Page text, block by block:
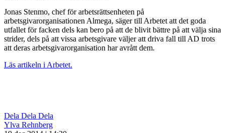
Jonas Stenmo, chef för arbetsrättsenheten på
arbetsgivarorganisationen Almega, säger till Arbetet att det goda
utfallet för facken dels kan bero på att de blivit bättre på att välja sina
strider, dels på att vissa arbetsgivare väljer att driva fall till AD trots
att deras arbetsgivarorganisation har avrått dem.
Läs artikeln i Arbetet.
Dela Dela Dela
Ylva Rehnberg